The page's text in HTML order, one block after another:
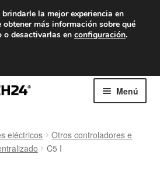
desde 7 EUR
de 9 a. m. a 4 p. m.
Menú
eléctricos
Otros controladores e
C5 I
la mejor experiencia en
obtener más información sobre qué
o desactivarlas en configuración.